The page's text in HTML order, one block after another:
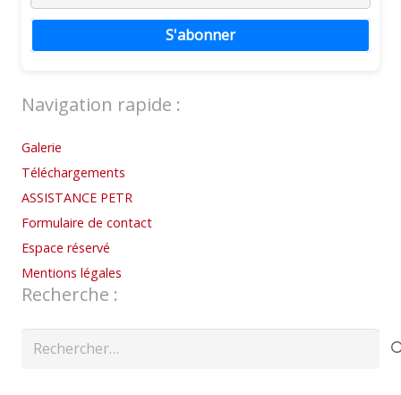
S'abonner
Navigation rapide :
Galerie
Téléchargements
ASSISTANCE PETR
Formulaire de contact
Espace réservé
Mentions légales
Recherche :